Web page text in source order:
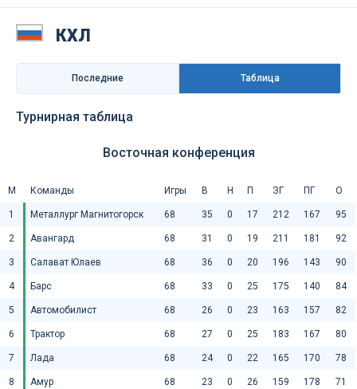
КХЛ
Последниe Таблица
Турнирная таблица
Восточная конференция
М Команды Игры В Н П ЗГ ПГ О
1 Металлург Магнитогорск 68 35 0 17 212 167 95
2 Авангард 68 31 0 19 211 181 92
3 Салават Юлаев 68 36 0 20 196 143 90
4 Барс 68 33 0 25 175 140 84
5 Автомобилист 68 26 0 23 163 157 82
6 Трактор 68 27 0 25 183 167 80
7 Лада 68 24 0 22 165 170 78
8 Амур 68 23 0 26 159 178 71